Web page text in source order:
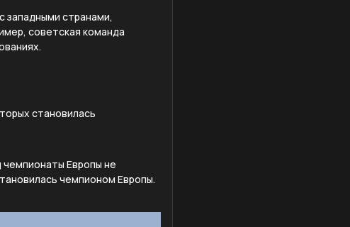
странами,
советская команда
становилась
Европы не
чемпионом Европы.